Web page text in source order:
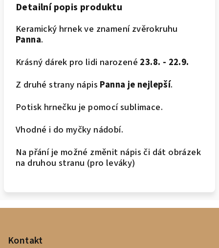
Detailní popis produktu
Keramický hrnek ve znamení zvěrokruhu
Panna.
Krásný dárek pro lidi narozené 23.8. - 22.9.
Z druhé strany nápis Panna je nejlepší.
Potisk hrnečku je pomocí sublimace.
Vhodné i do myčky nádobí.
Na přání je možné změnit nápis či dát obrázek
na druhou stranu (pro leváky)
Kontakt